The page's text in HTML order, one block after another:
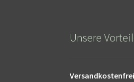
Unsere